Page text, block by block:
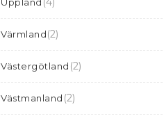
Värmland(2)
Västergötland (2)
Västmanland (2)